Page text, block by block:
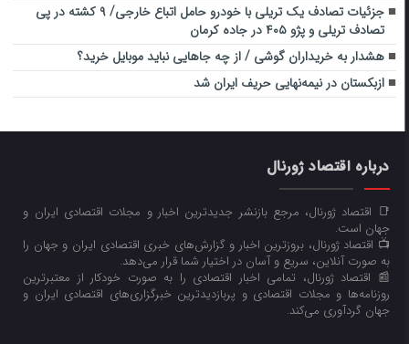
جزئیات تصادف یک تریلی با خودرو حامل اتباع خارجی/ ۹ کشته در پی
تصادف تریلی و پژو ۴۰۵ در جاده کرمان
هشدار به خریداران گوشی / از چه جاهایی نباید موبایل خرید؟
ازبکستان در نیمه‌نهایی حریف ایران شد
درباره اقتصاد ژورنال
📑 اقتصاد ژورنال، مرجع بازنشر جدیدترین اخبار و مجلات اقتصادی ایران و
جهان است.
📺 اقتصاد ژورنال، بروزترین اخبار و گزارش‌های خبری اقتصادی ایران و جهان را
به صورت آنلاین، سریع و آسان در اختیار شما قرار می‌‌دهد.
📰 اقتصاد ژورنال، تمامی اخبار اقتصادی را به صورت خودکار از معتبرترین
روزنامه‌ها و مجلات اقتصادی و پربازدیدترین خبرگزاری‌های اقتصادی ایران و
جهان گردآوری می‌کند.